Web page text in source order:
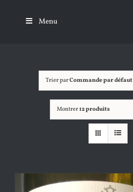
Menu
Trier parCommande par défaut
Montrer12 produits